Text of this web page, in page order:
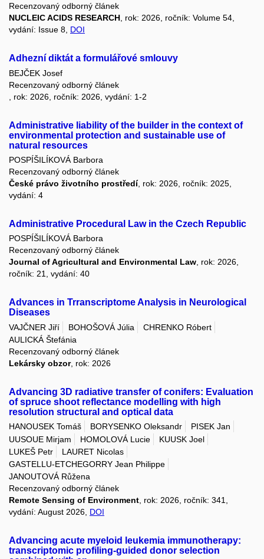
Recenzovaný odborný článek
NUCLEIC ACIDS RESEARCH, rok: 2026, ročník: Volume 54,
vydání: Issue 8, DOI
Adhezní diktát a formulářové smlouvy
BEJČEK Josef
Recenzovaný odborný článek
, rok: 2026, ročník: 2026, vydání: 1-2
Administrative liability of the builder in the context of
environmental protection and sustainable use of
natural resources
POSPÍŠILÍKOVÁ Barbora
Recenzovaný odborný článek
České právo životního prostředí, rok: 2026, ročník: 2025,
vydání: 4
Administrative Procedural Law in the Czech Republic
POSPÍŠILÍKOVÁ Barbora
Recenzovaný odborný článek
Journal of Agricultural and Environmental Law, rok: 2026,
ročník: 21, vydání: 40
Advances in Trranscriptome Analysis in Neurological
Diseases
VAJČNER Jiří BOHOŠOVÁ Júlia
CHRENKO Róbert
AULICKÁ Štefánia
Recenzovaný odborný článek
Lekársky obzor, rok: 2026
Advancing 3D radiative transfer of conifers: Evaluation
of spruce shoot reflectance modelling with high
resolution structural and optical data
HANOUSEK Tomáš BORYSENKO Oleksandr
PISEK Jan
UUSOUE Mirjam
HOMOLOVÁ Lucie
KUUSK Joel
LUKEŠ Petr
LAURET Nicolas
GASTELLU-ETCHEGORRY Jean Philippe
JANOUTOVÁ Růžena
Recenzovaný odborný článek
Remote Sensing of Environment, rok: 2026, ročník: 341,
vydání: August 2026, DOI
Advancing acute myeloid leukemia immunotherapy:
transcriptomic profiling-guided donor selection